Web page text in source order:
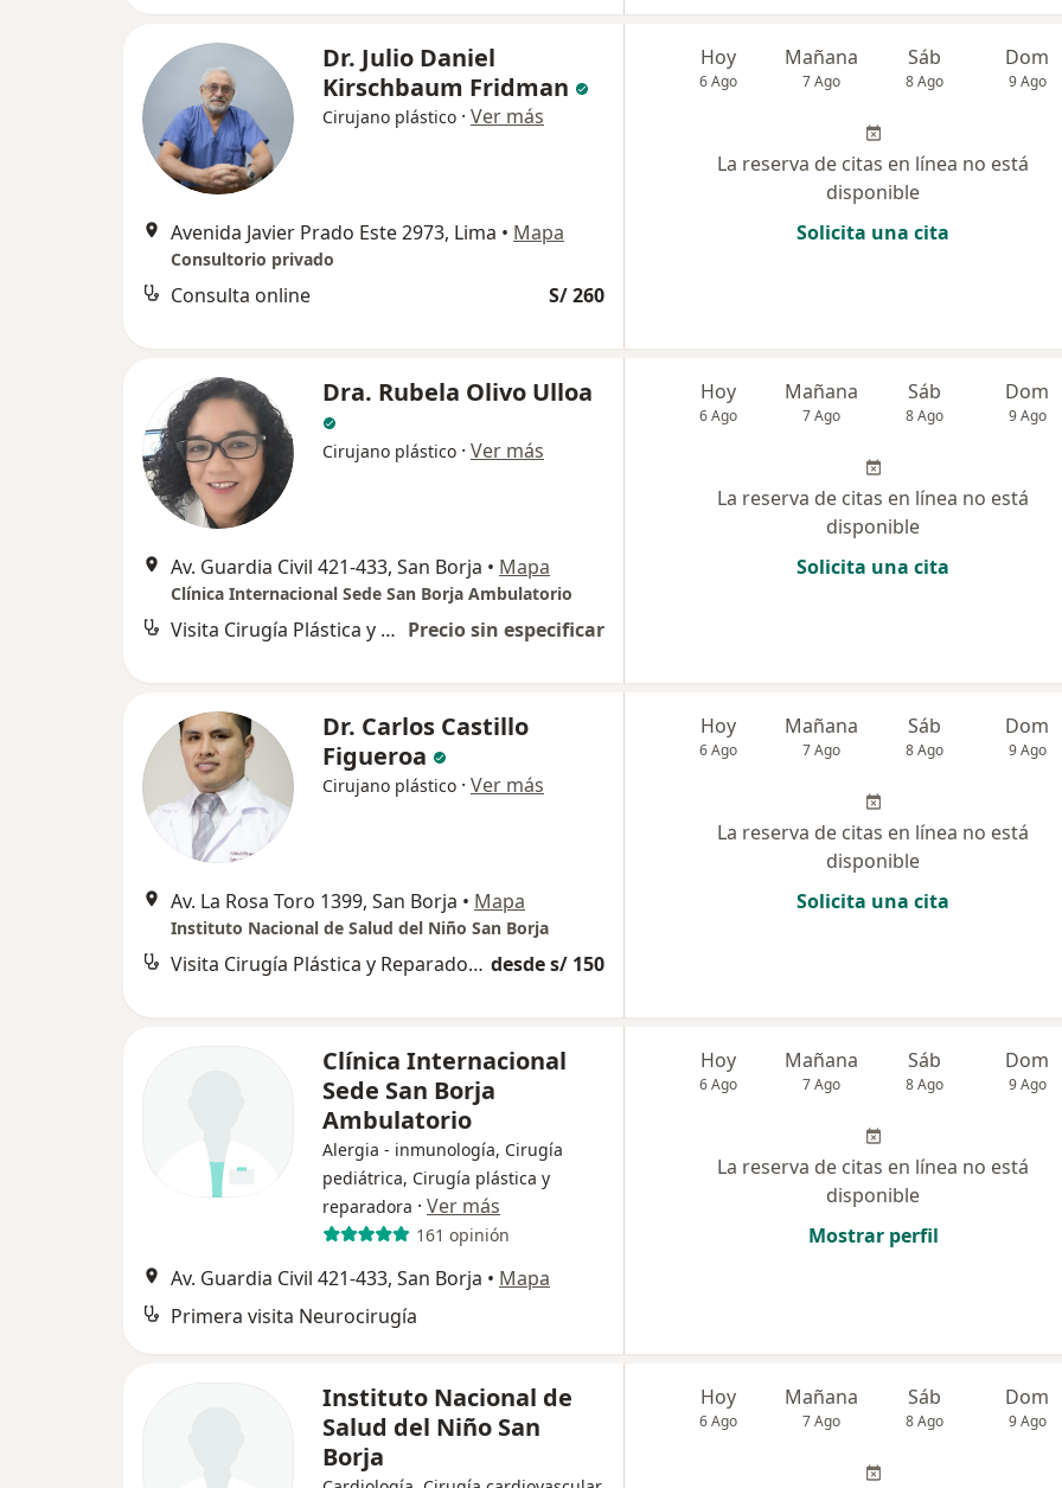
Dr. Julio Daniel
Kirschbaum Fridman
Cirujano plástico · Ver más
Avenida Javier Prado Este 2973, Lima • Mapa
Consultorio privado
Consulta online S/ 260
Hoy
6 Ago
Mañana
7 Ago
Sáb
8 Ago
Dom
9 Ago
La reserva de citas en línea no está
disponible
Solicita una cita
Dra. Rubela Olivo Ulloa
Cirujano plástico · Ver más
Av. Guardia Civil 421-433, San Borja • Mapa
Clínica Internacional Sede San Borja Ambulatorio
Visita Cirugía Plástica y Reparadora Precio sin especificar
Hoy
6 Ago
Mañana
7 Ago
Sáb
8 Ago
Dom
9 Ago
La reserva de citas en línea no está
disponible
Solicita una cita
Dr. Carlos Castillo
Figueroa
Cirujano plástico · Ver más
Av. La Rosa Toro 1399, San Borja • Mapa
Instituto Nacional de Salud del Niño San Borja
Visita Cirugía Plástica y Reparadora desde s/ 150
Hoy
6 Ago
Mañana
7 Ago
Sáb
8 Ago
Dom
9 Ago
La reserva de citas en línea no está
disponible
Solicita una cita
Clínica Internacional
Sede San Borja
Ambulatorio
Alergia - inmunología, Cirugía
pediátrica, Cirugía plástica y
reparadora · Ver más
161 opinión
Av. Guardia Civil 421-433, San Borja • Mapa
Primera visita Neurocirugía
Hoy
6 Ago
Mañana
7 Ago
Sáb
8 Ago
Dom
9 Ago
La reserva de citas en línea no está
disponible
Mostrar perfil
Instituto Nacional de
Salud del Niño San
Borja
Hoy
6 Ago
Mañana
7 Ago
Sáb
8 Ago
Dom
9 Ago